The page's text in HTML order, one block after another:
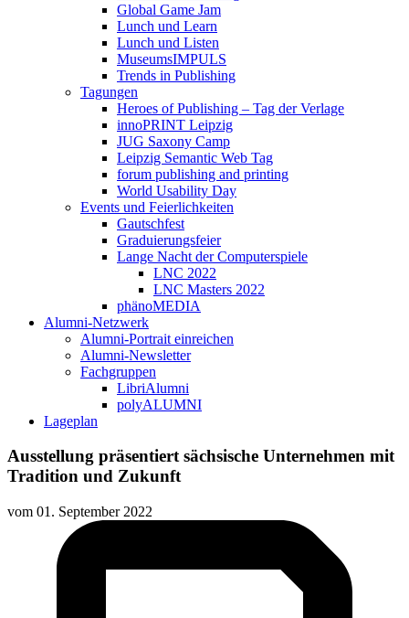
Global Game Jam
Lunch und Learn
Lunch und Listen
MuseumsIMPULS
Trends in Publishing
Tagungen
Heroes of Publishing – Tag der Verlage
innoPRINT Leipzig
JUG Saxony Camp
Leipzig Semantic Web Tag
forum publishing and printing
World Usability Day
Events und Feierlichkeiten
Gautschfest
Graduierungsfeier
Lange Nacht der Computerspiele
LNC 2022
LNC Masters 2022
phänoMEDIA
Alumni-Netzwerk
Alumni-Portrait einreichen
Alumni-Newsletter
Fachgruppen
LibriAlumni
polyALUMNI
Lageplan
Ausstellung präsentiert sächsische Unternehmen mit
Tradition und Zukunft
vom 01. September 2022